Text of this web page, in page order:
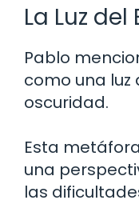
La Luz
Pablo
como una luz
oscuridad.
Esta
una
las